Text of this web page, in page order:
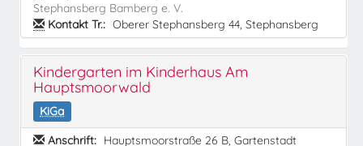
Stephansberg Bamberg e. V.
Kontakt Tr.: Oberer Stephansberg 44, Stephansberg
Kindergarten im Kinderhaus Am
Hauptsmoorwald
KiGa
Anschrift: Hauptsmoorstraße 26 B, Gartenstadt